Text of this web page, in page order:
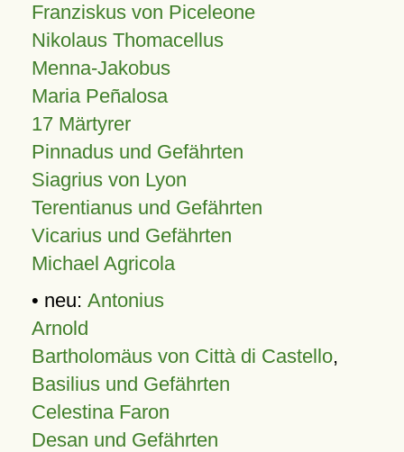
Franziskus von Piceleone
Nikolaus Thomacellus
Menna-Jakobus
Maria Peñalosa
17 Märtyrer
Pinnadus und Gefährten
Siagrius von Lyon
Terentianus und Gefährten
Vicarius und Gefährten
Michael Agricola
• neu: Antonius
Arnold
Bartholomäus von Città di Castello,
Basilius und Gefährten
Celestina Faron
Desan und Gefährten